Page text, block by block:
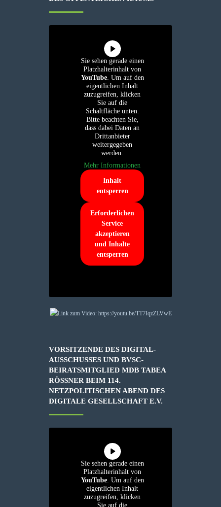
Sie sehen gerade einen
Platzhalterinhalt von
YouTube. Um auf den
eigentlichen Inhalt
zuzugreifen, klicken
Sie auf die
Schaltfläche unten.
Bitte beachten Sie,
dass dabei Daten an
Drittanbieter
weitergegeben
werden.
Mehr Informationen
Inhalt
entsperren
Erforderlichen
Service
akzeptieren
und Inhalte
entsperren
VORSITZENDE DES DIGITAL-
AUSSCHUSSES UND BVSC-
BEIRATSMITGLIED MDB TABEA
RÖSSNER BEIM 114. N
ETZPOLITISCHEN ABEND DES D
IGITALE GESELLSCHAFT E.V.
Sie sehen gerade einen
Platzhalterinhalt von
YouTube. Um auf den
eigentlichen Inhalt
zuzugreifen, klicken
Sie auf die